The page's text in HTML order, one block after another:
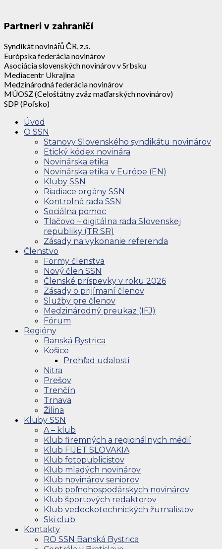
Partneri v zahraničí
Syndikát novinářů ČR, z.s.
Európska federácia novinárov
Asociácia slovenských novinárov v Srbsku
Mediacentr Ukrajina
Medzinárodná federácia novinárov
MÚOSZ (Celoštátny zväz maďarských novinárov)
SDP (Poľsko)
Úvod
O SSN
Stanovy Slovenského syndikátu novinárov
Etický kódex novinára
Novinárska etika
Novinárska etika v Európe (EN)
Kluby SSN
Riadiace orgány SSN
Kontrolná rada SSN
Sociálna pomoc
Tlačovo – digitálna rada Slovenskej
republiky (TR SR)
Zásady na vykonanie referenda
Členstvo
Formy členstva
Nový člen SSN
Členské príspevky v roku 2026
Zásady o prijímaní členov
Služby pre členov
Medzinárodný preukaz (IFJ)
Fórum
Regióny
Banská Bystrica
Košice
Prehľad udalostí
Nitra
Prešov
Trenčín
Trnava
Žilina
Kluby SSN
A – klub
Klub firemných a regionálnych médií
Klub FIJET SLOVAKIA
Klub fotopublicistov
Klub mladých novinárov
Klub novinárov seniorov
Klub poľnohospodárskych novinárov
Klub športových redaktorov
Klub vedeckotechnických žurnalistov
Ski club
Kontakty
RO SSN Banská Bystrica